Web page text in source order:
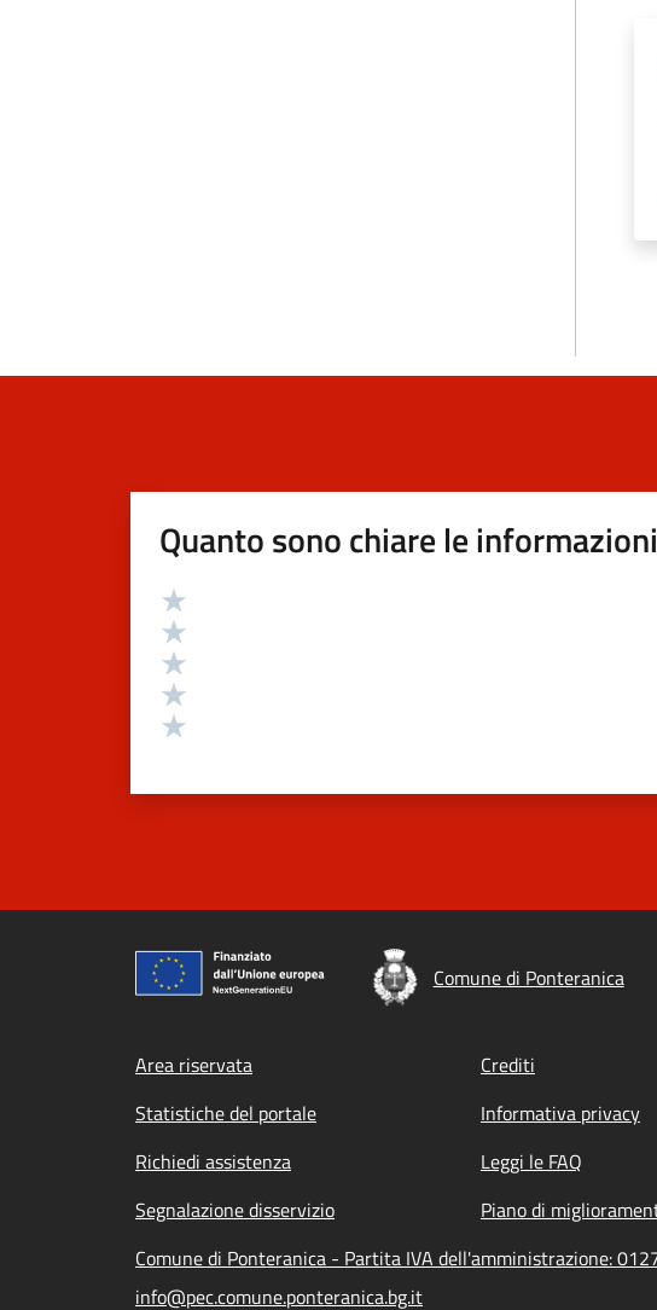
Quanto sono chiare le
Valutazione
Comune di Ponteranica
Footer menu
Area riservata Crediti
Statistiche del portale
Informativa privacy
Richiedi assistenza
Leggi le FAQ
Segnalazione disservizio
Piano di
Comune di Ponteranica - Partita IVA dell'amministrazione:
info@pec.comune.ponteranica.bg.it